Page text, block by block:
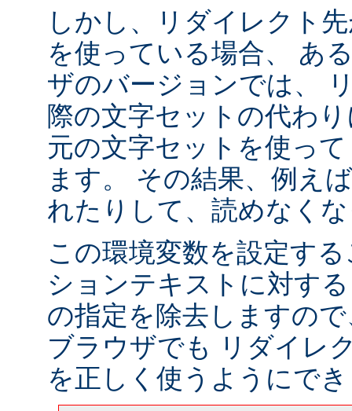
しかし、リダイレクト
を使っている場合、 あ
ザのバージョンでは、
際の文字セットの代わ
元の文字セットを使っ
ます。 その結果、例え
れたりして、読めなく
この環境変数を設定す
ションテキストに対す
の指定を除去しますの
ブラウザでも リダイレ
を正しく使うようにで